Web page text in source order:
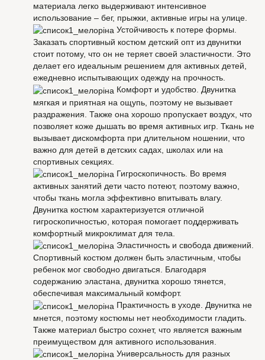
материала легко выдерживают интенсивное
использование – бег, прыжки, активные игры на улице.
Устойчивость к потере формы.
Заказать спортивный костюм детский опт из двунитки
стоит потому, что он не теряет своей эластичности. Это
делает его идеальным решением для активных детей,
ежедневно испытывающих одежду на прочность.
Комфорт и удобство. Двунитка
мягкая и приятная на ощупь, поэтому не вызывает
раздражения. Также она хорошо пропускает воздух, что
позволяет коже дышать во время активных игр. Ткань не
вызывает дискомфорта при длительном ношении, что
важно для детей в детских садах, школах или на
спортивных секциях.
Гигроскопичность. Во время
активных занятий дети часто потеют, поэтому важно,
чтобы ткань могла эффективно впитывать влагу.
Двунитка костюм характеризуется отличной
гигроскопичностью, которая помогает поддерживать
комфортный микроклимат для тела.
Эластичность и свобода движений.
Спортивный костюм должен быть эластичным, чтобы
ребенок мог свободно двигаться. Благодаря
содержанию эластана, двунитка хорошо тянется,
обеспечивая максимальный комфорт.
Практичность в уходе. Двунитка не
мнется, поэтому костюмы нет необходимости гладить.
Также материал быстро сохнет, что является важным
преимуществом для активного использования.
Универсальность для разных